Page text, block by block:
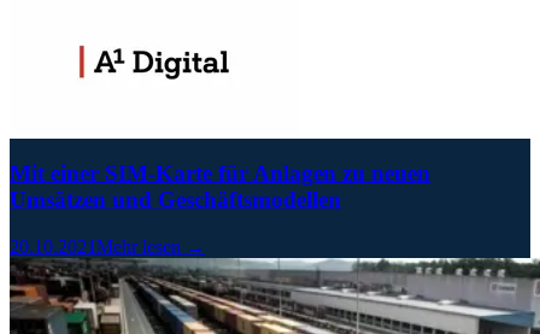
Mit einer SIM-Karte für Anlagen zu neuen
Umsätzen und Geschäftsmodellen
20.10.2021Mehr lesen →